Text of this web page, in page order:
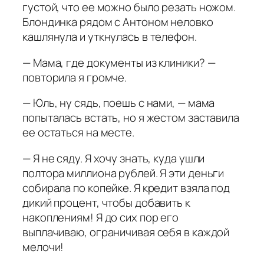
густой, что ее можно было резать ножом.
Блондинка рядом с Антоном неловко
кашлянула и уткнулась в телефон.
— Мама, где документы из клиники? —
повторила я громче.
— Юль, ну сядь, поешь с нами, — мама
попыталась встать, но я жестом заставила
ее остаться на месте.
— Я не сяду. Я хочу знать, куда ушли
полтора миллиона рублей. Я эти деньги
собирала по копейке. Я кредит взяла под
дикий процент, чтобы добавить к
накоплениям! Я до сих пор его
выплачиваю, ограничивая себя в каждой
мелочи!